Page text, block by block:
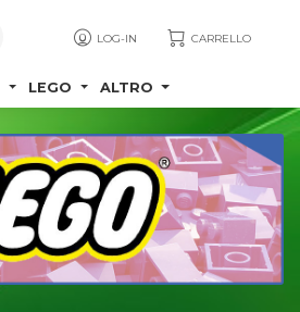
LOG-IN CARRELLO
LEGO ALTRO